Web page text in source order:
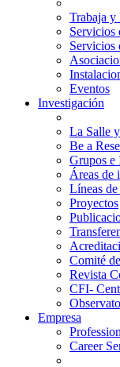
Trabaja y
Servicios
Servicios
Eventos
Investigación
La Salle
Be a
Grupos e
Áreas de
Líneas
Proyectos
Comité
Revista
CFI-
Empresa
Career